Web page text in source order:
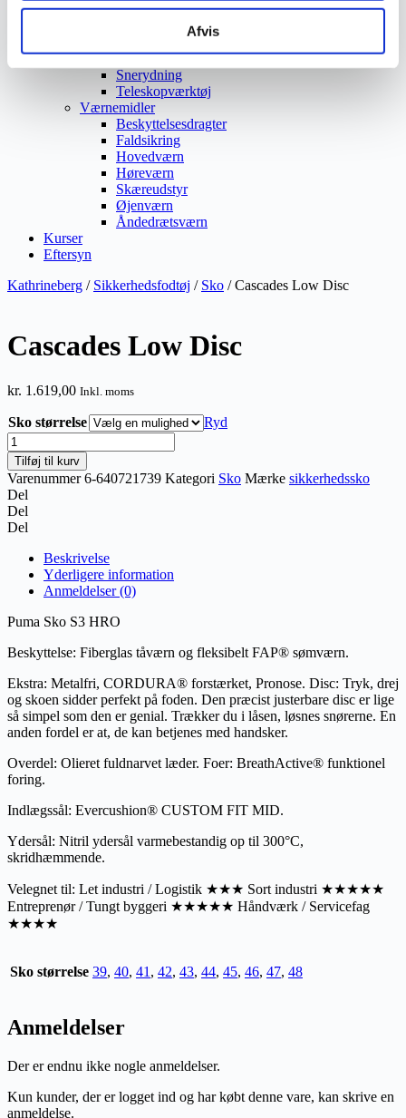
Afvis
Grensaks
Save
Snerydning
Teleskopværktøj
Værnemidler
Beskyttelsesdragter
Faldsikring
Hovedværn
Høreværn
Skæreudstyr
Øjenværn
Åndedrætsværn
Kurser
Eftersyn
Kathrineberg / Sikkerhedsfodtøj / Sko / Cascades Low Disc
Cascades Low Disc
kr. 1.619,00 Inkl. moms
Sko størrelse
Ryd
Cascades
Low
Disc
antal
Tilføj til kurv
Varenummer6-640721739 Kategori Sko Mærke sikkerhedssko
Del
Del
Del
Beskrivelse
Yderligere information
Anmeldelser (0)
Puma Sko S3 HRO
Beskyttelse: Fiberglas tåværn og fleksibelt FAP® sømværn.
Ekstra: Metalfri, CORDURA® forstærket, Pronose. Disc: Tryk, drej
og skoen sidder perfekt på foden. Den præcist justerbare disc er lige
så simpel som den er genial. Trækker du i låsen, løsnes snørerne. En
anden fordel er at, de kan betjenes med handsker.
Overdel: Olieret fuldnarvet læder. Foer: BreathActive® funktionel
foring.
Indlægssål: Evercushion® CUSTOM FIT MID.
Ydersål: Nitril ydersål varmebestandig op til 300°C,
skridhæmmende.
Velegnet til: Let industri / Logistik ★★★ Sort industri ★★★★★
Entreprenør / Tungt byggeri ★★★★★ Håndværk / Servicefag
★★★★
Sko størrelse 39, 40, 41 , 42, 43, 44, 45, 46, 47, 48
Anmeldelser
Der er endnu ikke nogle anmeldelser.
Kun kunder, der er logget ind og har købt denne vare, kan skrive en
anmeldelse.